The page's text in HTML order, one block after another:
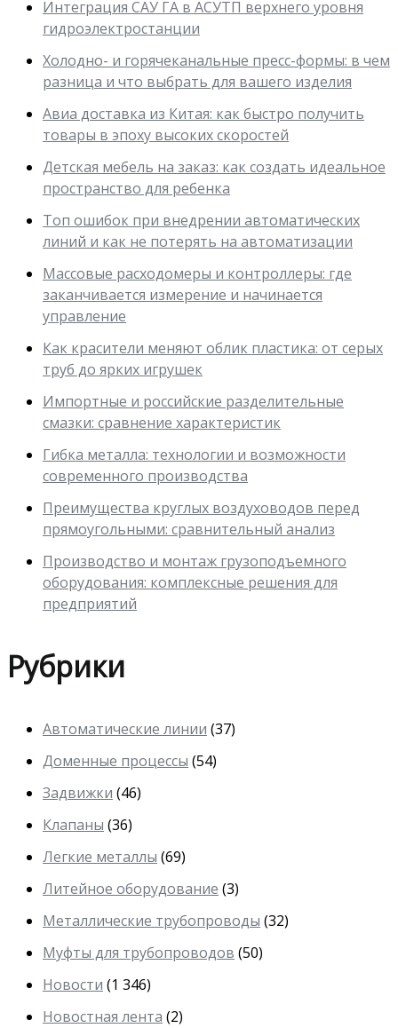
Интеграция САУ ГА в АСУТП верхнего уровня
гидроэлектростанции
Холодно- и горячеканальные пресс-формы: в чем
разница и что выбрать для вашего изделия
Авиа доставка из Китая: как быстро получить
товары в эпоху высоких скоростей
Детская мебель на заказ: как создать идеальное
пространство для ребенка
Топ ошибок при внедрении автоматических
линий и как не потерять на автоматизации
Массовые расходомеры и контроллеры: где
заканчивается измерение и начинается
управление
Как красители меняют облик пластика: от серых
труб до ярких игрушек
Импортные и российские разделительные
смазки: сравнение характеристик
Гибка металла: технологии и возможности
современного производства
Преимущества круглых воздуховодов перед
прямоугольными: сравнительный анализ
Производство и монтаж грузоподъемного
оборудования: комплексные решения для
предприятий
Рубрики
Автоматические линии (37)
Доменные процессы (54)
Задвижки (46)
Клапаны (36)
Легкие металлы (69)
Литейное оборудование (3)
Металлические трубопроводы (32)
Муфты для трубопроводов (50)
Новости (1 346)
Новостная лента (2)